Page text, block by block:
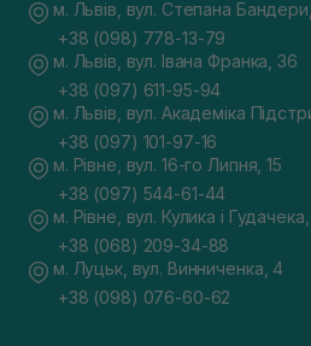
м. Львів, вул. Степана
+38 (098) 778-13-79
м. Львів, вул. Івана Франка, 36
+38 (097) 611-95-94
м. Львів, вул. Академіка
+38 (097) 101-97-16
м. Рівне, вул. 16-го Липня, 15
+38 (097) 544-61-44
м. Рівне, вул. Кулика і
+38 (068) 209-34-88
м. Луцьк, вул. Винниченка, 4
+38 (098) 076-60-62